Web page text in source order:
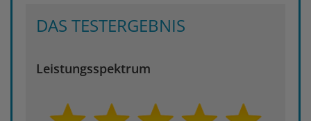
DAS TESTERGEBNIS
Leistungsspektrum